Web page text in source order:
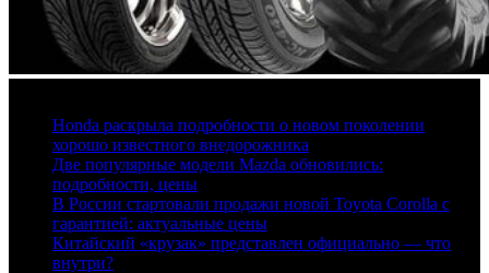
Honda раскрыла подробности о новом поколении
хорошо известного внедорожника
Две популярные модели Mazda обновились:
подробности, цены
В России стартовали продажи новой Toyota Corolla с
гарантией: актуальные цены
Китайский «крузак» представлен официально — что
внутри?